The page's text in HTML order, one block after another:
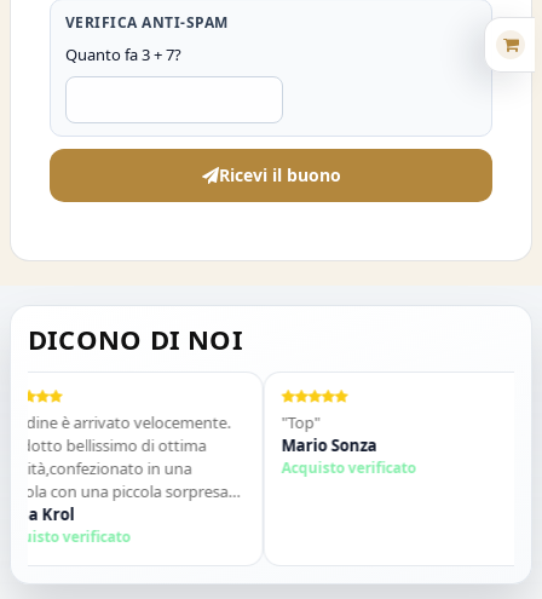
VERIFICA ANTI-SPAM
Quanto fa 3 + 7?
Ricevi il buono
DICONO DI NOI
è arrivato velocemente.
bellissimo di ottima
in una
con una piccola sorpresa
Tutto perfetto. Lo
vivamente. Grazie ,alla
Krol
verificato
"Top"
Mario Sonza
Acquisto verificato